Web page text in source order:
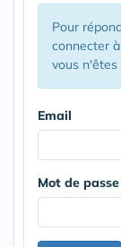
Pour
connecter
vous n'êtes
Email
Mot de passe